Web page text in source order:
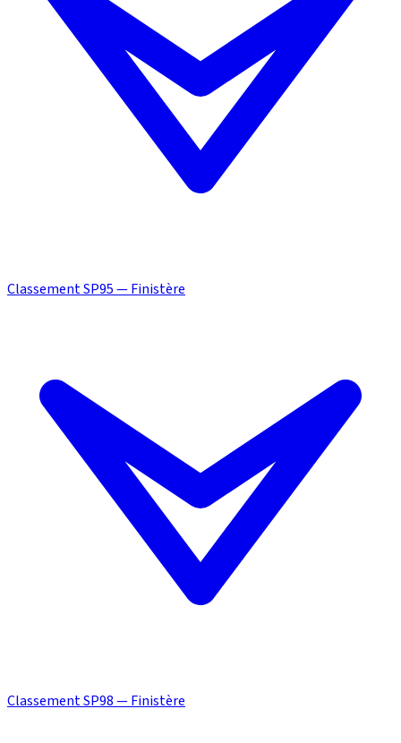
Classement SP95 — Finistère
Classement SP98 — Finistère